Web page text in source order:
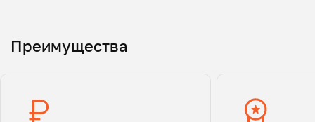
Преимущества